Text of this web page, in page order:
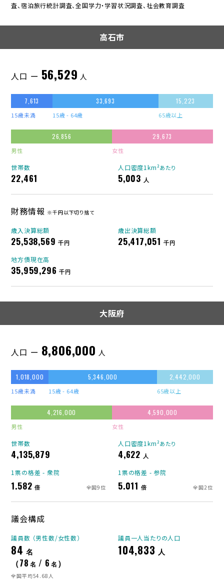
査、宿泊旅行統計調査、全国学力・学習状況調査、社会教育調査
高石市
人口 ー 56,529 人
7,613
15歳未満
33,693
15歳 - 64歳
15,223
65歳以上
26,856
男性
29,673
女性
世帯数
22,461
人口密度1km²あたり
5,003 人
財務情報 ※千円以下切り捨て
歳入決算総額
25,538,569 千円
歳出決算総額
25,417,051 千円
地方債現在高
35,959,296 千円
大阪府
人口 ー 8,806,000 人
1,018,000
15歳未満
5,346,000
15歳 - 64歳
2,442,000
65歳以上
4,216,000
男性
4,590,000
女性
世帯数
4,135,879
人口密度1km²あたり
4,622 人
1票の格差 - 衆院
1.582 倍 全国9位
1票の格差 - 参院
5.011 倍 全国2位
議会構成
議員数 （男性数/女性数）
84 名
（78 名 / 6 名 ）
全国平均54.68人
議員一人当たりの人口
104,833 人